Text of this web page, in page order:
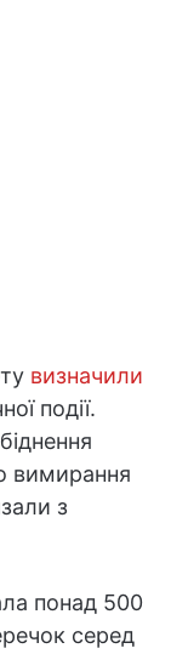
визначили
події.
вимирання
з
понад 500
серед